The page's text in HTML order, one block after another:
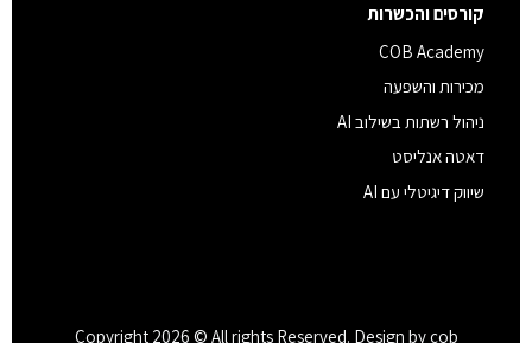
קורסים והכשרות
COB Academy
מכירות והשפעה
ניהול רשתות בשילוב AI
דאטה אנליסט
שיווק דיגיטלי עם AI
Copyright 2026 © All rights Reserved. Design by cob